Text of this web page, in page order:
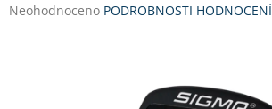
Průměrné
Neohodnoceno PODROBNOSTI HODNOCENÍ